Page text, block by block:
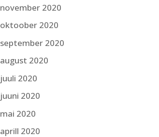
november 2020
oktoober 2020
september 2020
august 2020
juuli 2020
juuni 2020
mai 2020
aprill 2020